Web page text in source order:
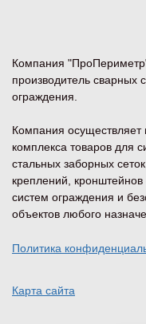
Компания
производитель сварных
ограждения.
Компания осуществляет
комплекса товаров для
стальных заборных
креплений,
систем ограждения и
объектов любого
Политика
Карта сайта